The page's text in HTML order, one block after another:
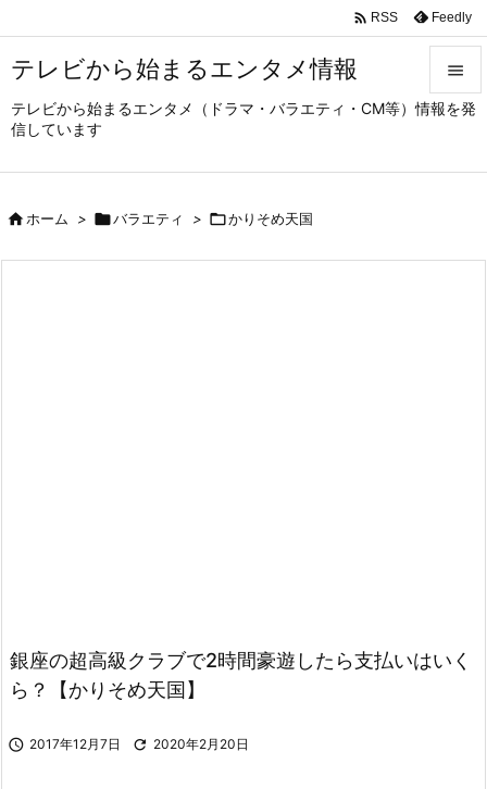
テレビから始まるエンタメ情報
テレビから始まるエンタメ（ドラマ・バラエティ・CM等）情報を発
信しています



 RSS Feedly
ホーム > バラエティ > かりそめ天国
銀座の超高級クラブで2時間豪遊したら支払いはいく
ら？【かりそめ天国】
 2017年12月7日  2020年2月20日